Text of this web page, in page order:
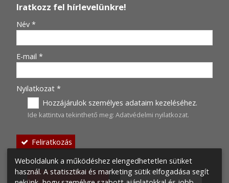
Iratkozz fel hírlevelünkre!
-
-
-
Név*
E-mail*
Nyilatkozat*
Hozzájárulok személyes adataim kezeléséhez.
Ide kattintva tekinthető meg: Adatvédelmi nyilatkozat.
Feliratkozás
Weboldalunk a működéshez elengedhetetlen sütiket
használ. A statisztikai és marketing sütik elfogadása segít